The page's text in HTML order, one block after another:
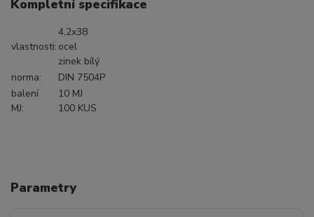
Kompletní specifikace
vlastnosti:
4,2x38
ocel
zinek bílý
norma:
DIN 7504P
balení
MJ:
10 MJ
100 KUS
Parametry